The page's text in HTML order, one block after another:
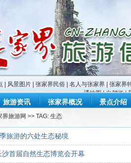
风景图片 张家界民俗 名人与张家界 张家界
通地图|自驾游|
旅游资讯 张家界概况 景点介绍
界旅游网 >> TAG: 生态
旅游的六处生态秘境
沙首届自然生态博览会开幕